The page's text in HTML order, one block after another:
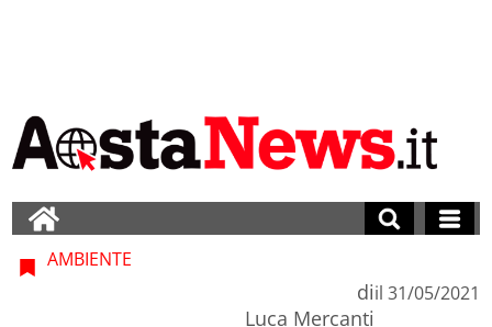
AMBIENTE
di
Luca Mercanti
il 31/05/2021